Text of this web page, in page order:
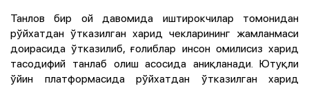
Танлов бир ой давомида иштирокчилар томонидан
рўйхатдан ўтказилган харид чекларининг жамланмаси
доирасида ўтказилиб, ғолиблар инсон омилисиз харид
тасодифий танлаб олиш асосида аниқланади. Ютуқли
ўйин платформасида рўйхатдан ўтказилган харид